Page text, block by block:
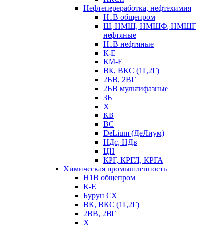
Нефтепереработка, нефтехимия
Н1В общепром
Ш, НМШ, НМШФ, НМШГ
нефтяные
Н1В нефтяные
К-Е
КМ-Е
ВК, ВКС (1Г,2Г)
2ВВ, 2ВГ
2ВВ мультифазные
3В
Х
КВ
ВС
DeLium (ДеЛиум)
НДс, НДв
ЦН
КРГ, КРГЛ, КРГА
Химическая промышленность
Н1В общепром
К-Е
Бурун СХ
ВК, ВКС (1Г,2Г)
2ВВ, 2ВГ
Х